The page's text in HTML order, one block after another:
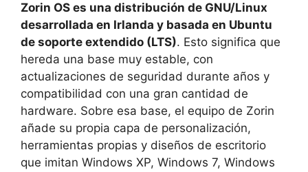
Zorin OS es una distribución de GNU/Linux
desarrollada en Irlanda y basada en Ubuntu
de soporte extendido (LTS). Esto significa que
hereda una base muy estable, con
actualizaciones de seguridad durante años y
compatibilidad con una gran cantidad de
hardware. Sobre esa base, el equipo de Zorin
añade su propia capa de personalización,
herramientas propias y diseños de escritorio
que imitan Windows XP, Windows 7, Windows